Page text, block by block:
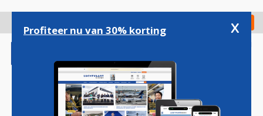
gaan
Check in
Profiteer nu van 30% korting x